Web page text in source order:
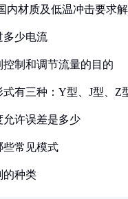
内材质及低温冲击要求
多少电流
制和调节流量的目的
有三种：Y型、J型、Z
许误差是多少
些常见模式
的种类